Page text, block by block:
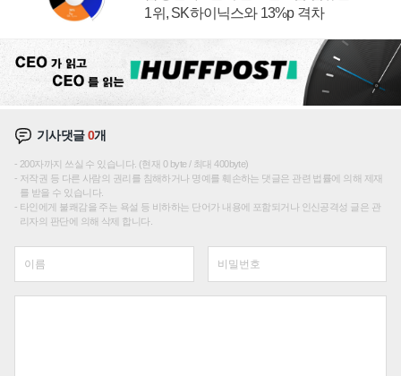
1위, SK하이닉스와 13%p 격차
기사댓글0개
200자까지 쓰실 수 있습니다. (현재 0 byte / 최대 400byte)
저작권 등 다른 사람의 권리를 침해하거나 명예를 훼손하는 댓글은 관련 법률에 의해 제재
를 받을 수 있습니다.
타인에게 불쾌감을 주는 욕설 등 비하하는 단어가 내용에 포함되거나 인신공격성 글은 관
리자의 판단에 의해 삭제 합니다.